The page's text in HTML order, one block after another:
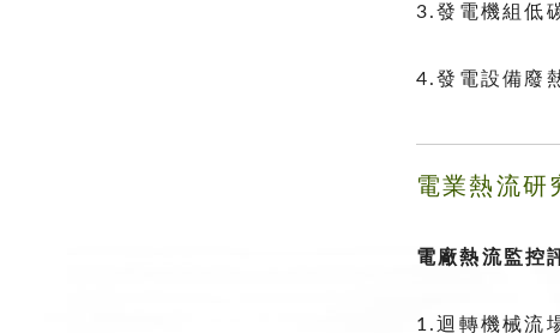
3.發電機組低
4.發電設備廢
電業熱流研
電廠熱流監控
1.迴轉機械流